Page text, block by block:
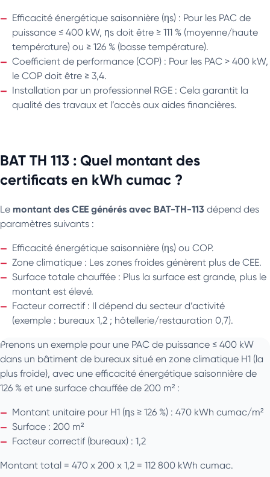
Efficacité énergétique saisonnière (ηs) : Pour les PAC de
puissance ≤ 400 kW, ηs doit être ≥ 111 % (moyenne/haute
température) ou ≥ 126 % (basse température).
Coefficient de performance (COP) : Pour les PAC > 400 kW,
le COP doit être ≥ 3,4.
Installation par un professionnel RGE : Cela garantit la
qualité des travaux et l’accès aux aides financières.
BAT TH 113 : Quel montant des
certificats en kWh cumac ?
Le montant des CEE générés avec BAT-TH-113 dépend des
paramètres suivants :
Efficacité énergétique saisonnière (ηs) ou COP.
Zone climatique : Les zones froides génèrent plus de CEE.
Surface totale chauffée : Plus la surface est grande, plus le
montant est élevé.
Facteur correctif : Il dépend du secteur d’activité
(exemple : bureaux 1,2 ; hôtellerie/restauration 0,7).
Prenons un exemple pour une PAC de puissance ≤ 400 kW
dans un bâtiment de bureaux situé en zone climatique H1 (la
plus froide), avec une efficacité énergétique saisonnière de
126 % et une surface chauffée de 200 m² :
Montant unitaire pour H1 (ηs ≥ 126 %) : 470 kWh cumac/m²
Surface : 200 m²
Facteur correctif (bureaux) : 1,2
Montant total = 470 x 200 x 1,2 = 112 800 kWh cumac.